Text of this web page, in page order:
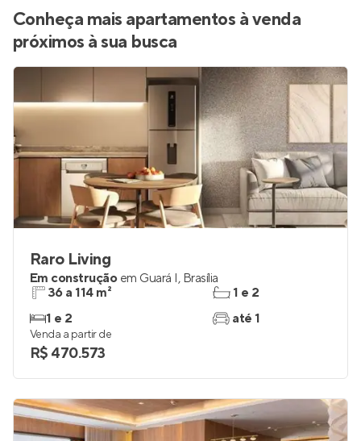
Conheça mais apartamentos à venda
próximos à sua busca
Raro Living
Em construção em Guará I, Brasília
36 a 114 m²
1 e 2
1 e 2
até 1
Venda a partir de
R$ 470.573